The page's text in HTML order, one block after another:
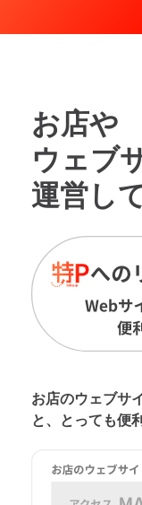
お店や
ウェブ
運営し
お店のウェブサ
と、とっても便